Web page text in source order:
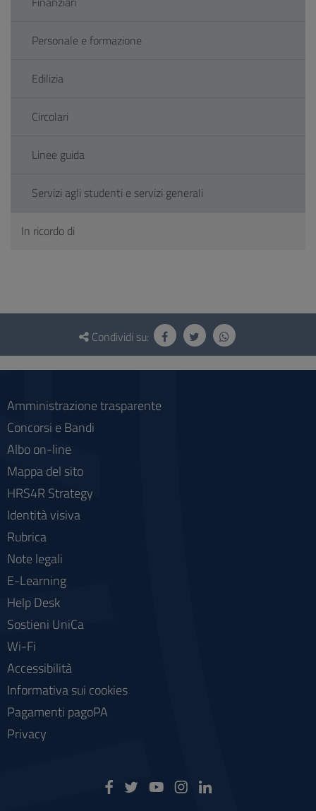
Personale e formazione
Edilizia
Circolari
Linee guida
Servizi agli studenti e servizi generali
In ricordo di
Questionario
social
Condividi su:
Amministrazione trasparente
Concorsi e Bandi
Albo on-line
Mappa del sito
HRS4R Strategy
Identità visiva
Rubrica
Note legali
E-Learning
Help Desk
Sostieni UniCa
Wi-Fi
Accessibilità
Informativa sui cookies
Pagamenti pagoPA
Privacy